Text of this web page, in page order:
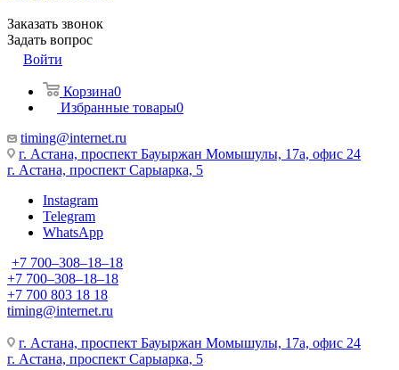
Заказать звонок
Задать вопрос
Войти
Корзина0
Избранные товары0
timing@internet.ru
г. Астана, проспект Бауыржан Момышулы, 17а, офис 24
г. Астана, проспект Сарыарка, 5
Instagram
Telegram
WhatsApp
+7 700‒308‒18‒18
+7 700‒308‒18‒18
+7 700 803 18 18
timing@internet.ru
г. Астана, проспект Бауыржан Момышулы, 17а, офис 24
г. Астана, проспект Сарыарка, 5